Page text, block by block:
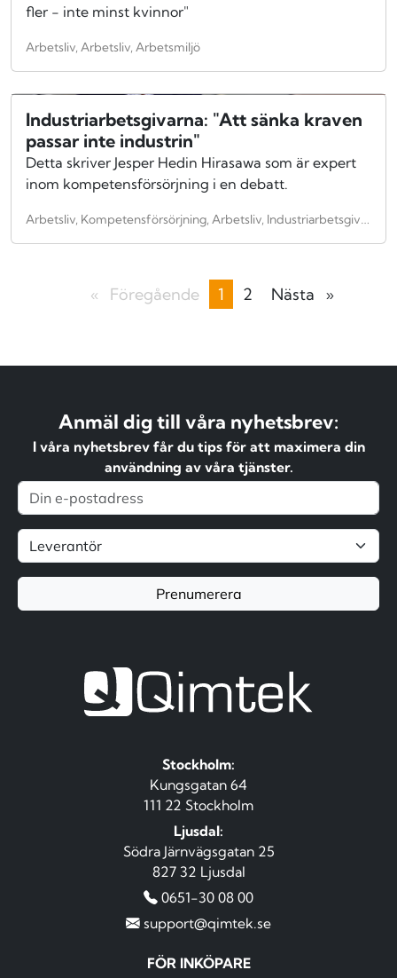
fler - inte minst kvinnor"
Arbetsliv, Arbetsliv, Arbetsmiljö
Industriarbetsgivarna: "Att sänka kraven
passar inte industrin"
Detta skriver Jesper Hedin Hirasawa som är expert
inom kompetensförsörjning i en debatt.
Föregående sidaDu
sidan
1 sida
2 Nästa sida
Anmäl dig till våra nyhetsbrev:
I våra nyhetsbrev får du tips för att maximera din
användning av våra tjänster.
Prenumerera
Stockholm:
Kungsgatan 64
111 22 Stockholm
Ljusdal:
Södra Järnvägsgatan 25
827 32 Ljusdal
0651-30 08 00
support@qimtek.se
FÖR INKÖPARE